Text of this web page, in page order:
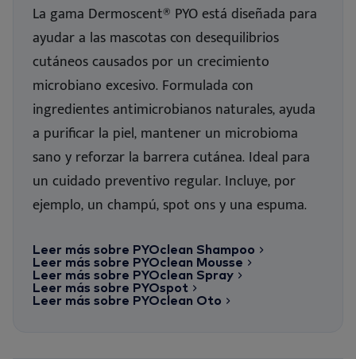
La gama Dermoscent® PYO está diseñada para
ayudar a las mascotas con desequilibrios
cutáneos causados por un crecimiento
microbiano excesivo. Formulada con
ingredientes antimicrobianos naturales, ayuda
a purificar la piel, mantener un microbioma
sano y reforzar la barrera cutánea. Ideal para
un cuidado preventivo regular. Incluye, por
ejemplo, un champú, spot ons y una espuma.
Leer más sobre PYOclean Shampoo
Leer más sobre PYOclean Mousse
Leer más sobre PYOclean Spray
Leer más sobre PYOspot
Leer más sobre PYOclean Oto